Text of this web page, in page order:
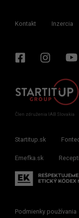
Kontakt Inzercia
Člen združenia IAB Slovakia
Startitup.sk
Emefka.sk
Podmienky používania